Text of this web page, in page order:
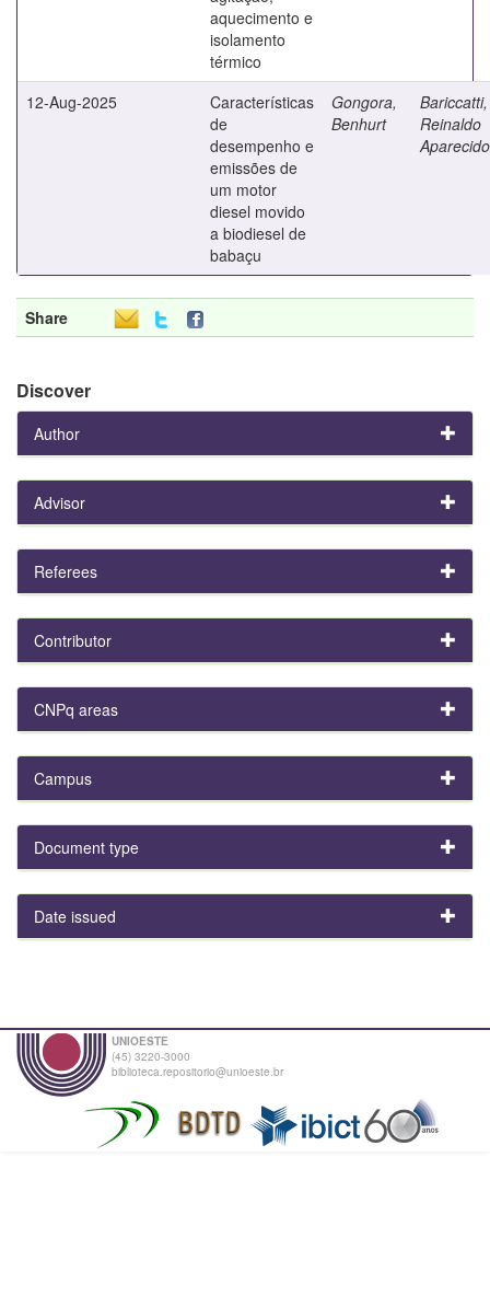
aquecimento e
isolamento
térmico
12-Aug-2025
Características
de
desempenho e
emissões de
um motor
diesel movido
a biodiesel de
babaçu
Gongora,
Benhurt
Bariccatti,
Reinaldo
Aparecido
Share
Discover
Author
Advisor
Referees
Contributor
CNPq areas
Campus
Document type
Date issued
UNIOESTE
(45) 3220-3000
biblioteca.repositorio@unioeste.br